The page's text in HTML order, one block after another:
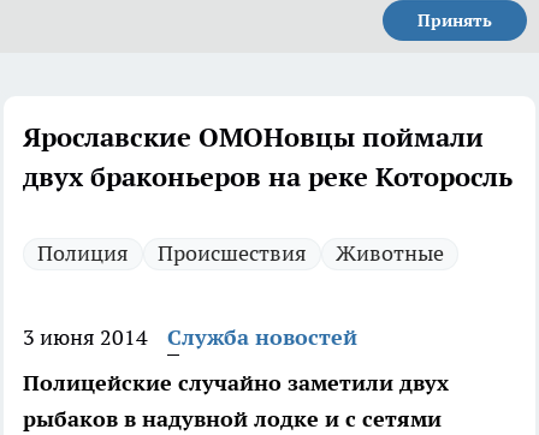
Принять
Ярославские ОМОНовцы поймали
двух браконьеров на реке Которосль
Полиция Происшествия Животные
3 июня 2014
Служба новостей
Полицейские случайно заметили двух
рыбаков в надувной лодке и с сетями